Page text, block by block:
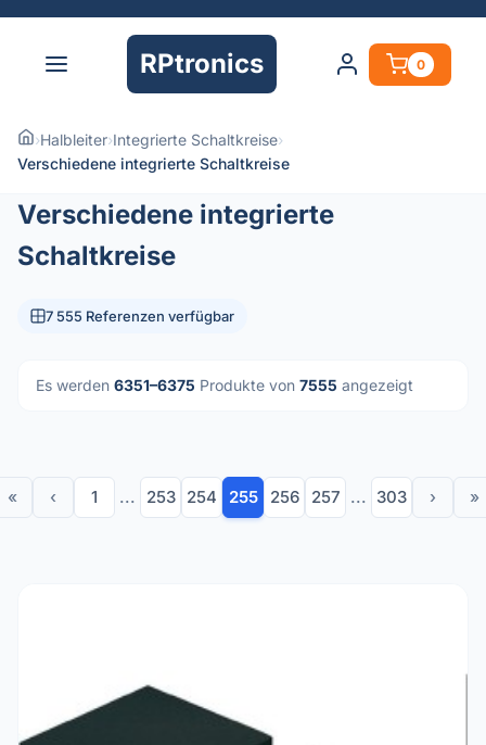
RPtronics 0
›Halbleiter›Integrierte Schaltkreise›
Verschiedene integrierte Schaltkreise
Verschiedene integrierte
Schaltkreise
7 555 Referenzen verfügbar
Es werden 6351–6375 Produkte von 7555 angezeigt
« ‹ 1 ... 253 254 255 256 257 ... 303 › »